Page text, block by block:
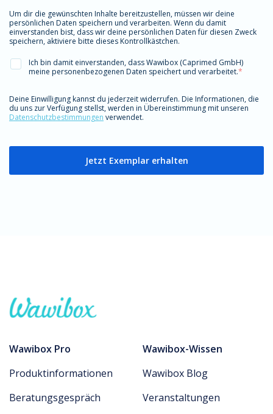
Um dir die gewünschten Inhalte bereitzustellen, müssen wir deine
persönlichen Daten speichern und verarbeiten. Wenn du damit
einverstanden bist, dass wir deine persönlichen Daten für diesen Zweck
speichern, aktiviere bitte dieses Kontrollkästchen.
Ich bin damit einverstanden, dass Wawibox (Caprimed GmbH)
meine personenbezogenen Daten speichert und verarbeitet.*
Deine Einwilligung kannst du jederzeit widerrufen. Die Informationen, die
du uns zur Verfügung stellst, werden in Übereinstimmung mit unseren
Datenschutzbestimmungen verwendet.
Wawibox Pro
Produktinformationen
Beratungsgespräch
Wawibox-Wissen
Wawibox Blog
Veranstaltungen